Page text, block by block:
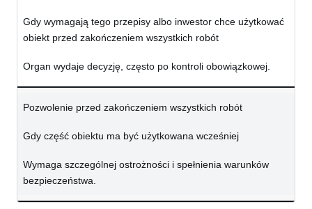
Gdy wymagają tego przepisy albo inwestor chce użytkować
obiekt przed zakończeniem wszystkich robót
Organ wydaje decyzję, często po kontroli obowiązkowej.
Pozwolenie przed zakończeniem wszystkich robót
Gdy część obiektu ma być użytkowana wcześniej
Wymaga szczególnej ostrożności i spełnienia warunków
bezpieczeństwa.